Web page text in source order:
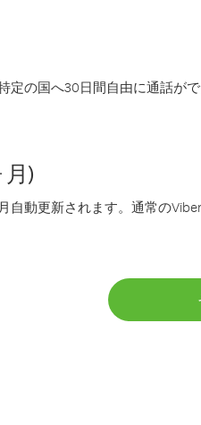
定の国へ30日間自由に通話が
)
自動更新されます。通常の